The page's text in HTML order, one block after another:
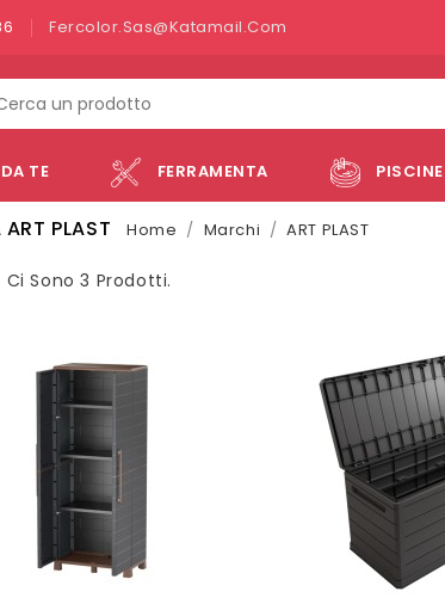
Fercolor.sas@katamail.com
TE FERRAMENTA PISCINE
PLAST Home Marchi ART PLAST
Ci Sono 3 Prodotti.